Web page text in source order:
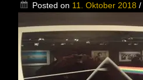
Posted on 11. Oktober 2018 /